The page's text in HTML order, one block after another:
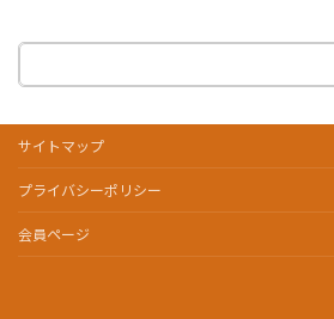
サイトマップ
プライバシーポリシー
会員ページ